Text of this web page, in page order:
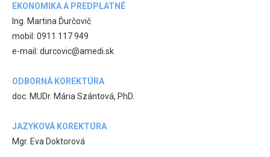
EKONOMIKA A PREDPLATNÉ
Ing. Martina Ďurčovič
mobil: 0911 117 949
e-mail: durcovic@amedi.sk
ODBORNÁ KOREKTÚRA
doc. MUDr. Mária Szántová, PhD.
JAZYKOVÁ KOREKTÚRA
Mgr. Eva Doktorová